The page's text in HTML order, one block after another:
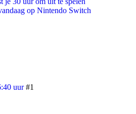
op Nintendo Switch
uur #1